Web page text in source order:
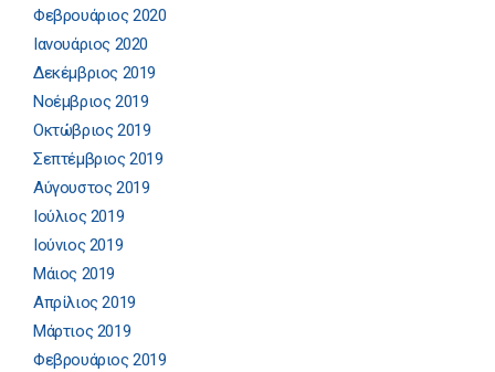
Φεβρουάριος 2020
Ιανουάριος 2020
Δεκέμβριος 2019
Νοέμβριος 2019
Οκτώβριος 2019
Σεπτέμβριος 2019
Αύγουστος 2019
Ιούλιος 2019
Ιούνιος 2019
Μάιος 2019
Απρίλιος 2019
Μάρτιος 2019
Φεβρουάριος 2019